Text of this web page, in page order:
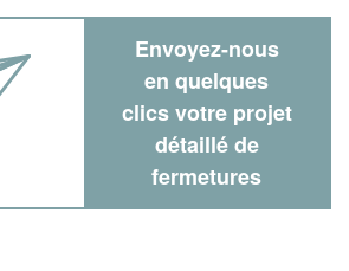
Envoyez-nous
en quelques
clics votre projet
détaillé de
fermetures